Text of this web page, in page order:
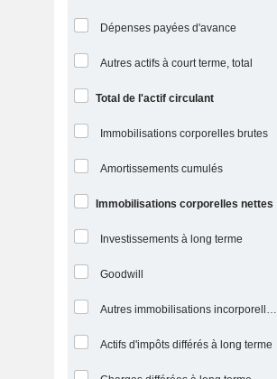
Dépenses payées d'avance
Autres actifs à court terme, total
Total de l'actif circulant
Immobilisations corporelles brutes
Amortissements cumulés
Immobilisations corporelles nettes
Investissements à long terme
Goodwill
Autres immobilisations incorporelles, total
Actifs d'impôts différés à long terme